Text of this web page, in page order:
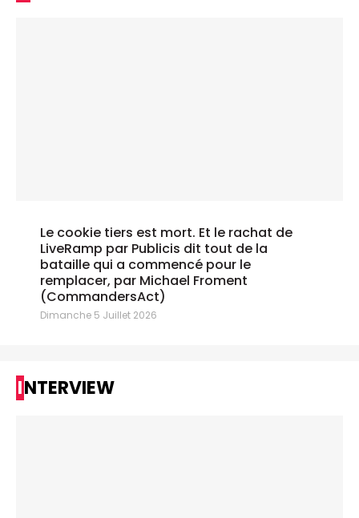
Le cookie tiers est mort. Et le rachat de
LiveRamp par Publicis dit tout de la
bataille qui a commencé pour le
remplacer, par Michael Froment
(CommandersAct)
Dimanche 5 Juillet 2026
INTERVIEW